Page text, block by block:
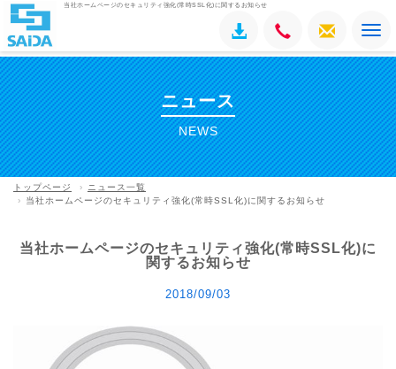
当社ホームページのセキュリティ強化(常時SSL化)に関するお知らせ
ニュース
NEWS
トップページ
ニュース一覧
当社ホームページのセキュリティ強化(常時SSL化)に関するお知らせ
当社ホームページのセキュリティ強化(常時SSL化)に
関するお知らせ
2018/09/03